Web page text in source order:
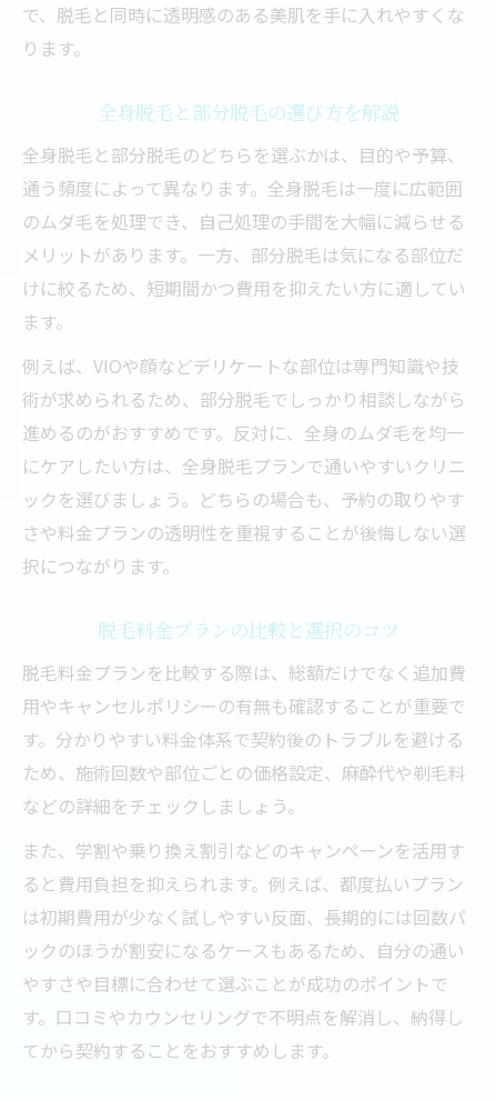
で、脱毛と同時に透明感のある美肌を手に入れやすくな
ります。
全身脱毛と部分脱毛の選び方を解説
全身脱毛と部分脱毛のどちらを選ぶかは、目的や予算、
通う頻度によって異なります。全身脱毛は一度に広範囲
のムダ毛を処理でき、自己処理の手間を大幅に減らせる
メリットがあります。一方、部分脱毛は気になる部位だ
けに絞るため、短期間かつ費用を抑えたい方に適してい
ます。
例えば、VIOや顔などデリケートな部位は専門知識や技
術が求められるため、部分脱毛でしっかり相談しながら
進めるのがおすすめです。反対に、全身のムダ毛を均一
にケアしたい方は、全身脱毛プランで通いやすいクリニ
ックを選びましょう。どちらの場合も、予約の取りやす
さや料金プランの透明性を重視することが後悔しない選
択につながります。
脱毛料金プランの比較と選択のコツ
脱毛料金プランを比較する際は、総額だけでなく追加費
用やキャンセルポリシーの有無も確認することが重要で
す。分かりやすい料金体系で契約後のトラブルを避ける
ため、施術回数や部位ごとの価格設定、麻酔代や剃毛料
などの詳細をチェックしましょう。
また、学割や乗り換え割引などのキャンペーンを活用す
ると費用負担を抑えられます。例えば、都度払いプラン
は初期費用が少なく試しやすい反面、長期的には回数パ
ックのほうが割安になるケースもあるため、自分の通い
やすさや目標に合わせて選ぶことが成功のポイントで
す。口コミやカウンセリングで不明点を解消し、納得し
てから契約することをおすすめします。